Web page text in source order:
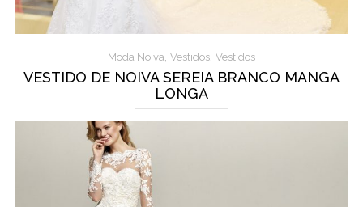
Moda Noiva, Vestidos, Vestidos
VESTIDO DE NOIVA SEREIA BRANCO MANGA
LONGA